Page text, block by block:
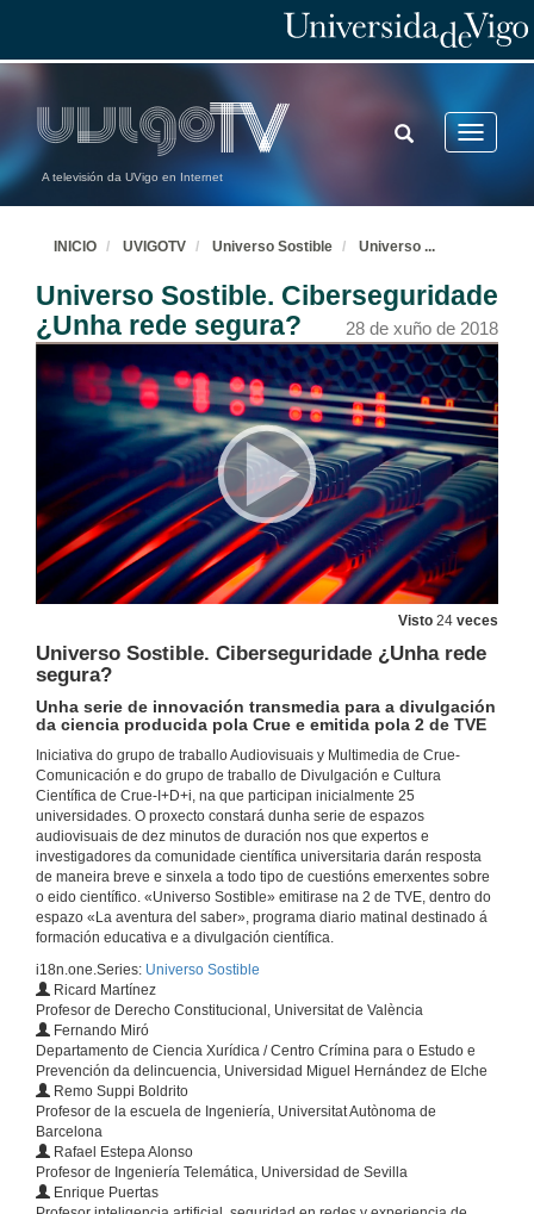
A televisión da UVigo en Internet
Toggle
TOGGLE
SEARCH
INICIO UVIGOTV Universo Sostible Universo ...
Universo Sostible. Ciberseguridade
¿Unha rede segura?
28 de xuño de 2018
Visto 24 veces
Universo Sostible. Ciberseguridade ¿Unha rede
segura?
Unha serie de innovación transmedia para a divulgación
da ciencia producida pola Crue e emitida pola 2 de TVE
Iniciativa do grupo de traballo Audiovisuais y Multimedia de Crue-
Comunicación e do grupo de traballo de Divulgación e Cultura
Científica de Crue-I+D+i, na que participan inicialmente 25
universidades. O proxecto constará dunha serie de espazos
audiovisuais de dez minutos de duración nos que expertos e
investigadores da comunidade científica universitaria darán resposta
de maneira breve e sinxela a todo tipo de cuestións emerxentes sobre
o eido científico. «Universo Sostible» emitirase na 2 de TVE, dentro do
espazo «La aventura del saber», programa diario matinal destinado á
formación educativa e a divulgación científica.
i18n.one.Series: Universo Sostible
Ricard Martínez
Profesor de Derecho Constitucional, Universitat de València
Fernando Miró
Departamento de Ciencia Xurídica / Centro Crímina para o Estudo e
Prevención da delincuencia, Universidad Miguel Hernández de Elche
Remo Suppi Boldrito
Profesor de la escuela de Ingeniería, Universitat Autònoma de
Barcelona
Rafael Estepa Alonso
Profesor de Ingeniería Telemática, Universidad de Sevilla
Enrique Puertas